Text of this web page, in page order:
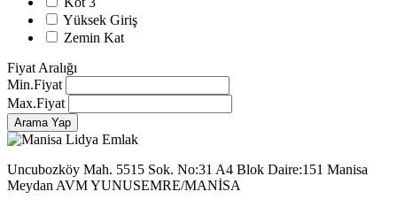
Yüksek Giriş
Zemin Kat
Fiyat Aralığı
Min.Fiyat
Max.Fiyat
Arama Yap
Uncubozköy Mah. 5515 Sok. No:31 A4 Blok Daire:151 Manisa
Meydan AVM YUNUSEMRE/MANİSA